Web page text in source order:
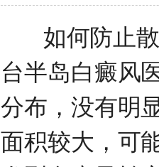
如何防止散
台半岛白癜风
分布，没有明
面积较大，可